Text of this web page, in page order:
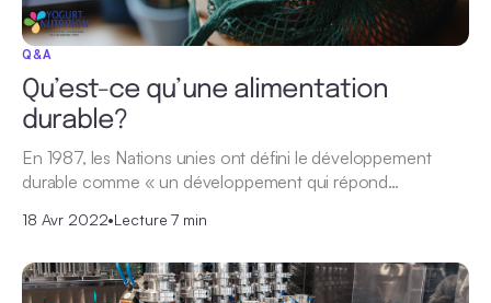
Q&A
Qu’est-ce qu’une alimentation
durable?
En 1987, les Nations unies ont défini le développement
durable comme « un développement qui répond…
18 Avr 2022•Lecture 7 min